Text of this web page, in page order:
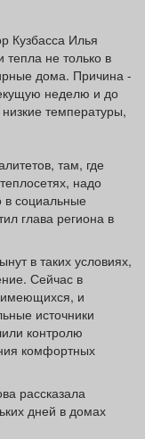
Кузбасса Илья
не только в
дома. Причина -
неделю и до
температуры,
там, где
надо
в социальные
глава региона в
в таких условиях,
Сейчас в
имеющихся, и
источники
контролю
комфортных
рассказала
дней в домах